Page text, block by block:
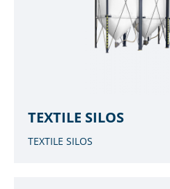
TEXTILE SILOS
TEXTILE SILOS